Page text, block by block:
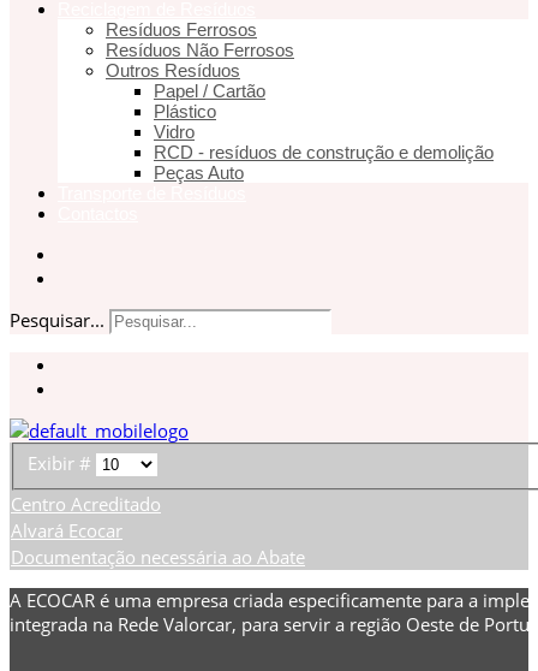
Resíduos Ferrosos
Resíduos Não Ferrosos
Outros Resíduos
Papel / Cartão
Plástico
Vidro
RCD - resíduos de construção e demolição
Peças Auto
Pesquisar...
Exibir #
Centro Acreditado
Alvará Ecocar
Documentação necessária ao Abate
A ECOCAR é uma empresa criada especificamente para a
integrada na Rede Valorcar, para servir a região Oeste de